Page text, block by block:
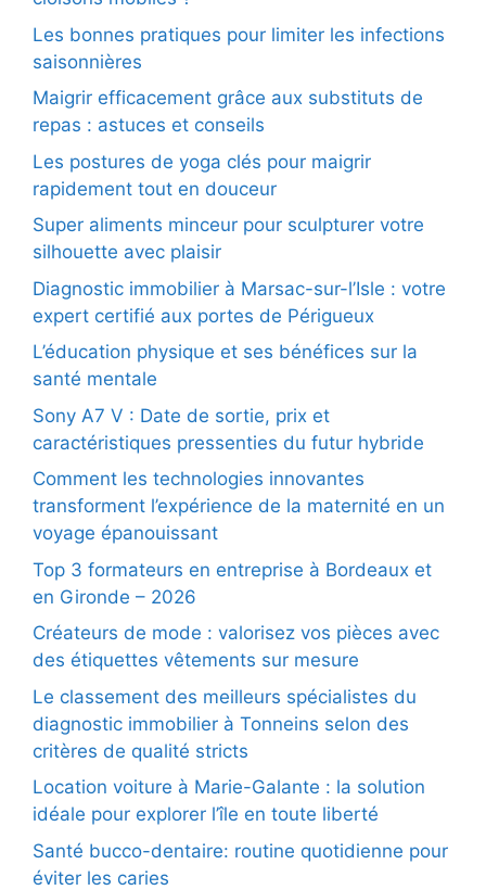
Les bonnes pratiques pour limiter les infections
saisonnières
Maigrir efficacement grâce aux substituts de
repas : astuces et conseils
Les postures de yoga clés pour maigrir
rapidement tout en douceur
Super aliments minceur pour sculpturer votre
silhouette avec plaisir
Diagnostic immobilier à Marsac-sur-l’Isle : votre
expert certifié aux portes de Périgueux
L’éducation physique et ses bénéfices sur la
santé mentale
Sony A7 V : Date de sortie, prix et
caractéristiques pressenties du futur hybride
Comment les technologies innovantes
transforment l’expérience de la maternité en un
voyage épanouissant
Top 3 formateurs en entreprise à Bordeaux et
en Gironde – 2026
Créateurs de mode : valorisez vos pièces avec
des étiquettes vêtements sur mesure
Le classement des meilleurs spécialistes du
diagnostic immobilier à Tonneins selon des
critères de qualité stricts
Location voiture à Marie-Galante : la solution
idéale pour explorer l’île en toute liberté
Santé bucco-dentaire: routine quotidienne pour
éviter les caries